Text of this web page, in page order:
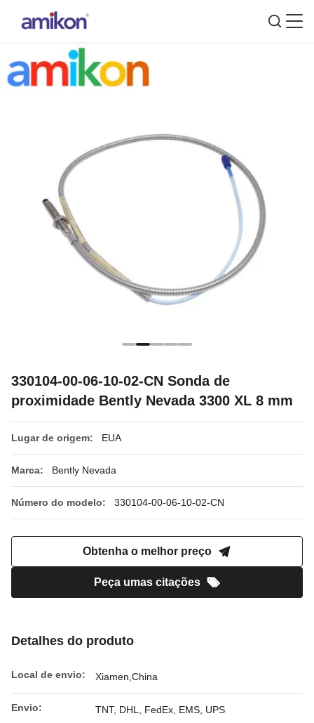
330104-00-06-10-02-CN Sonda de
proximidade Bently Nevada 3300 XL 8 mm
Lugar de origem: EUA
Marca: Bently Nevada
Número do modelo: 330104-00-06-10-02-CN
Obtenha o melhor preço
Peça umas citações
Detalhes do produto
Local de envio: Xiamen,China
Envio: TNT, DHL, FedEx, EMS, UPS